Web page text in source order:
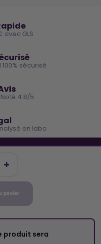
panier
produit sera
avec GLS
sécurisé
4.8/5
en labo
prochaine commande